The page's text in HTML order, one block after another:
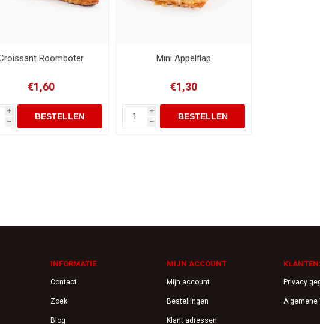
Roomboter
€1,60
i
h
Mini Appelflap
€1,30
i
h
INFORMATIE
Contact
Zoek
Blog
MIJN ACCOUNT
Mijn account
Bestellingen
Klant adressen
Privacy
Algemene